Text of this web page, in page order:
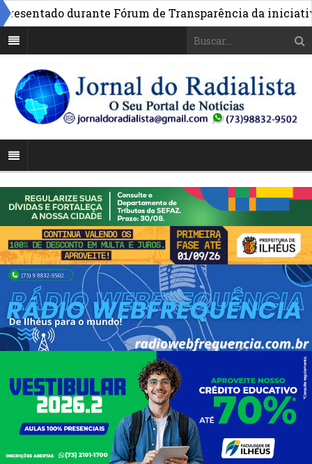
durante Fórum de Transparência da iniciativa